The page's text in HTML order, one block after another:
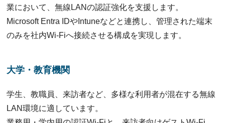
業において、無線LANの認証強化を支援します。
Microsoft Entra IDやIntuneなどと連携し、管理された端末
のみを社内Wi-Fiへ接続させる構成を実現します。
大学・教育機関
学生、教職員、来訪者など、多様な利用者が混在する無線
LAN環境に適しています。